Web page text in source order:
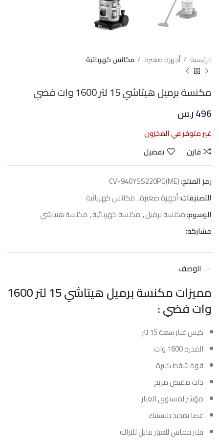
الرئيسية أجهزة صغيرة مكانس كهربائية
مكنسة برميل هيتاشي 15 لتر 1600 وات فضي
496ر.س
غير متوفر في المخزون
قارن
تفضيل
رمز المنتج:CV-940YSS220PG(ME)
التصنيفات:أجهزة صغيرة, مكانس كهربائية
الوسوم:مكنسة برميل, مكنسة كهربائية, مكنسة هيتاشي
مشاركة:
الوصف
مميزات مكنسة برميل هيتاشي 15 لتر 1600
وات فضي :
كيس غبار سعة 15 لتر
القدرة 1600 وات
قوة شفط كبيرة
ذات مقبض مريح
مؤشر لمستوى الغبار
عصا تمديد بلاستيك
فلتر قماش للغبار قابل للازالة